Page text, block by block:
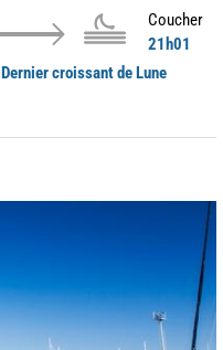
Coucher
21h01
Dernier croissant de Lune